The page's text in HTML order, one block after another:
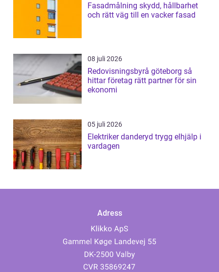
Fasadmålning skydd, hållbarhet
och rätt väg till en vacker fasad
08 juli 2026
Redovisningsbyrå göteborg så
hittar företag rätt partner för sin
ekonomi
05 juli 2026
Elektriker danderyd trygg elhjälp i
vardagen
Adress